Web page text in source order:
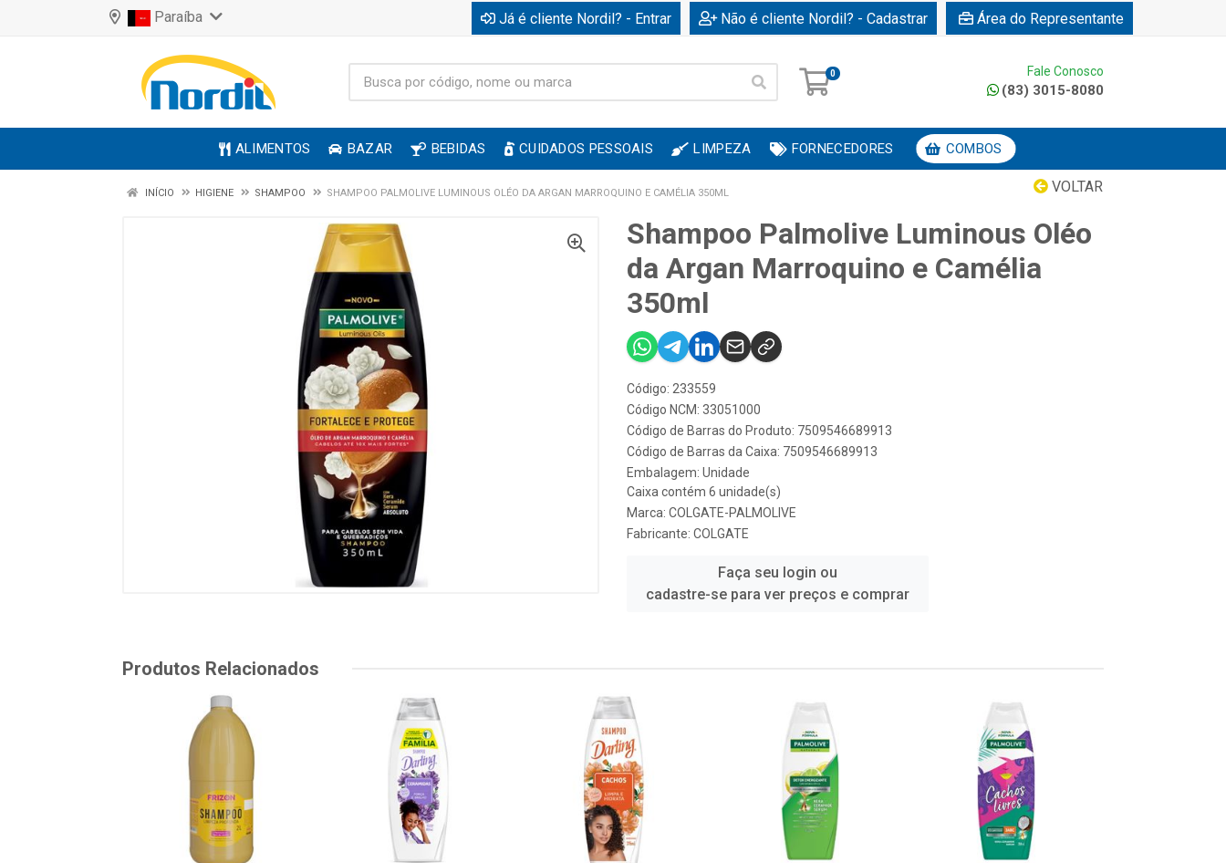
Paraíba Já é cliente Nordil? - Entrar Não é cliente Nordil? - Cadastrar Área do Representante
0 Fale Conosco
(83) 3015-8080
ALIMENTOS BAZAR BEBIDAS CUIDADOS PESSOAIS LIMPEZA FORNECEDORES COMBOS
VOLTAR
INÍCIO HIGIENE SHAMPOO SHAMPOO PALMOLIVE LUMINOUS OLÉO DA ARGAN MARROQUINO E CAMÉLIA 350ML
Shampoo Palmolive Luminous Oléo
da Argan Marroquino e Camélia
350ml
Código: 233559
Código NCM: 33051000
Código de Barras do Produto: 7509546689913
Código de Barras da Caixa: 7509546689913
Embalagem: Unidade
Caixa contém 6 unidade(s)
Marca: COLGATE-PALMOLIVE
Fabricante: COLGATE
Faça seu login ou
cadastre-se para ver preços e comprar
Produtos Relacionados